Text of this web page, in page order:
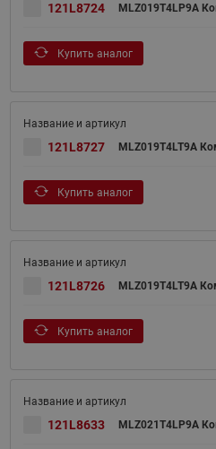
121L8724 MLZ019T4LP9A
Купить аналог
121L8727 MLZ019T4LT9A
Купить аналог
121L8726 MLZ019T4LT9A
Купить аналог
121L8633 MLZ021T4LP9A